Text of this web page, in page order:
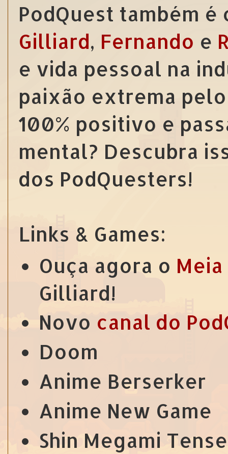
PodQuest também
Gilliard, Fernando e
e vida pessoal na
paixão extrema
100% positivo e
mental? Descubra
dos PodQuesters!
Links & Games:
Ouça agora o
Gilliard!
Novo canal do
Doom
Anime Berserker
Anime New Game
Shin Megami